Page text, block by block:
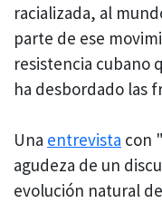
racializada, al
parte de ese
resistencia cubano
ha desbordado las
Una entrevista con
agudeza de un
evolución natural